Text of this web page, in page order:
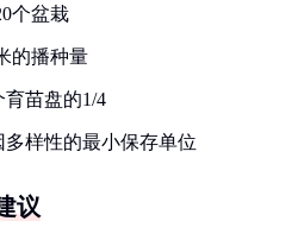
个盆栽
的播种量
育苗盘的1/4
多样性的最小保存单位
议